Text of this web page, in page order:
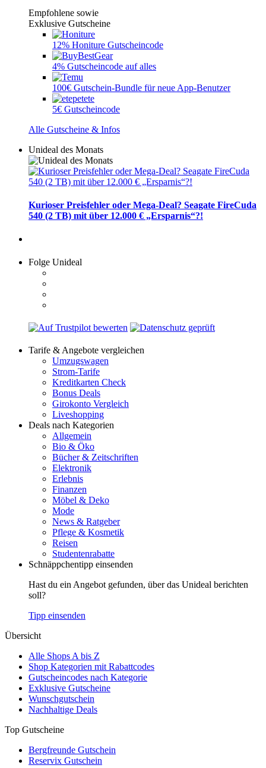
Empfohlene sowie
Exklusive Gutscheine
12% Honiture Gutscheincode
4% Gutscheincode auf alles
100€ Gutschein-Bundle für neue App-Benutzer
5€ Gutscheincode
Alle Gutscheine & Infos
Unideal des Monats
Kurioser Preisfehler oder Mega-Deal? Seagate FireCuda
540 (2 TB) mit über 12.000 € „Ersparnis“?!
Folge Unideal
Tarife & Angebote vergleichen
Umzugswagen
Strom-Tarife
Kreditkarten Check
Bonus Deals
Girokonto Vergleich
Liveshopping
Deals nach Kategorien
Allgemein
Bio & Öko
Bücher & Zeitschriften
Elektronik
Erlebnis
Finanzen
Möbel & Deko
Mode
News & Ratgeber
Pflege & Kosmetik
Reisen
Studentenrabatte
Schnäppchentipp einsenden
Hast du ein Angebot gefunden, über das Unideal berichten
soll?
Tipp einsenden
Übersicht
Alle Shops A bis Z
Shop Kategorien mit Rabattcodes
Gutscheincodes nach Kategorie
Exklusive Gutscheine
Wunschgutschein
Nachhaltige Deals
Top Gutscheine
Bergfreunde Gutschein
Reservix Gutschein